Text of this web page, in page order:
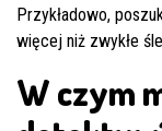
Przykładowo,
więcej niż zwykłe
W czym